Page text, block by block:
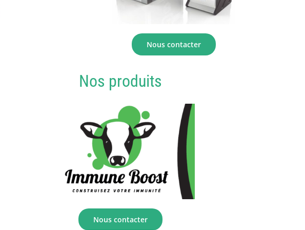
Nous contacter
Nos produits
Nous contacter